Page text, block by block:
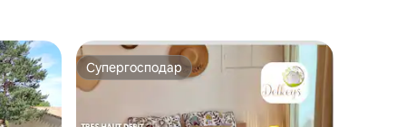
Супергосподар
Супергосподар